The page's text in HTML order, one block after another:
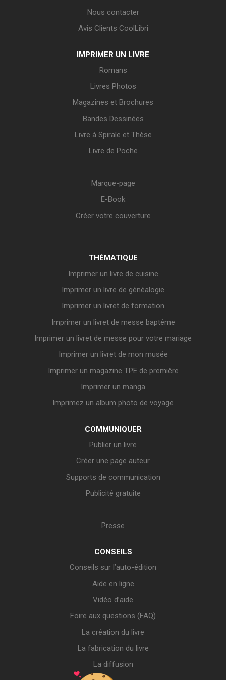
Nous contacter
Avis Clients CoolLibri
IMPRIMER UN LIVRE
Romans
Livres Photos
Magazines et Brochures
Bandes Dessinées
Livre à Spirale et Thèse
Livre de Poche
Marque-page
E-Book
Créer votre couverture
THÉMATIQUE
Imprimer un livre de cuisine
Imprimer un livre de généalogie
Imprimer un livret de formation
Imprimer un livret de messe baptême
Imprimer un livret de messe pour votre mariage
Imprimer un livret de mon musée
Imprimer un magazine TPE de première
Imprimer un manga
Imprimez un album photo de voyage
COMMUNIQUER
Publier un livre
Créer une page auteur
Supports de communication
Publicité gratuite
Presse
CONSEILS
Conseils sur l’auto-édition
Aide en ligne
Vidéo d’aide
Foire aux questions (FAQ)
La création du livre
La fabrication du livre
La diffusion